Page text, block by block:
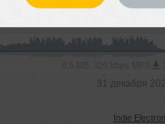
31 декабря
Indie